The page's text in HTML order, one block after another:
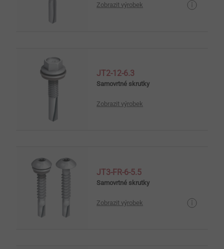
Zobrazit výrobek
JT2-12-6.3
Samovrtné skrutky
Zobrazit výrobek
JT3-FR-6-5.5
Samovrtné skrutky
Zobrazit výrobek